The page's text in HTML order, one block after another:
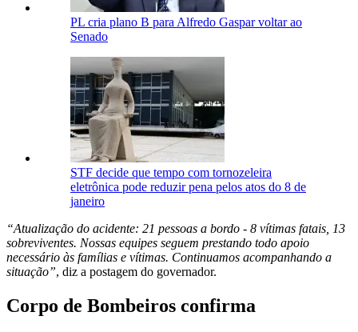
PL cria plano B para Alfredo Gaspar voltar ao
Senado
STF decide que tempo com tornozeleira
eletrônica pode reduzir pena pelos atos do 8 de
janeiro
“Atualização do acidente: 21 pessoas a bordo - 8 vítimas fatais, 13
sobreviventes. Nossas equipes seguem prestando todo apoio
necessário às famílias e vítimas. Continuamos acompanhando a
situação”, diz a postagem do governador.
Corpo de Bombeiros confirma